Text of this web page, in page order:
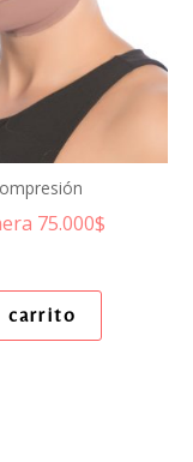
75.000$
carrito